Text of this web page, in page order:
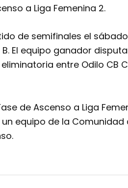
a Liga Femenina 2.
de semifinales el sábado
El equipo ganador
entre Odilo CB
de Ascenso a Liga
equipo de la Comunidad